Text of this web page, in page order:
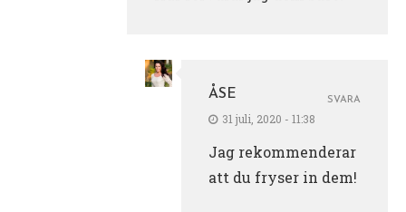
ÅSE
31 juli, 2020 - 11:38
Jag rekommenderar
att du fryser in dem!
SVARA